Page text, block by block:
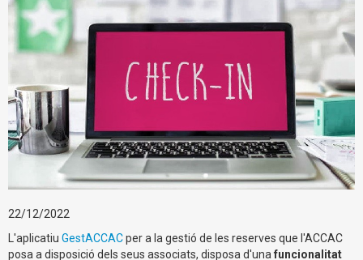
22/12/2022
L'aplicatiu GestACCACper a la gestió de les reserves que l'ACCAC
posa a disposició dels seus associats, disposa d'una funcionalitat